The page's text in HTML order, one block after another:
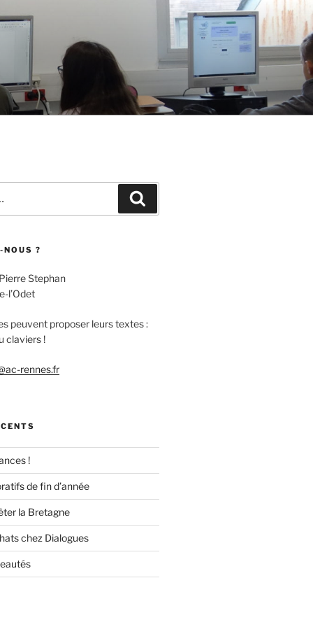
?
Stephan
l’Odet
peuvent proposer leurs textes :
claviers !
rennes.fr
!
de fin d’année
la Bretagne
chez Dialogues